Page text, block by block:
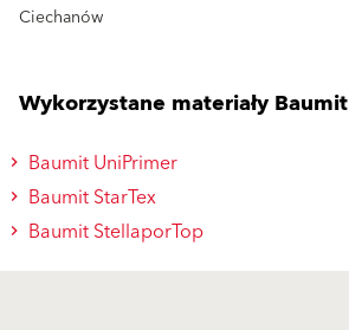
Ciechanów
Wykorzystane materiały Baumit
Baumit UniPrimer
Baumit StarTex
Baumit StellaporTop